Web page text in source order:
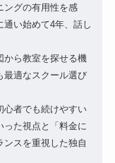
ングの有用性を感
通い始めて4年、話し
から教室を探せる機
最適なスクール選び
心者でも続けやすい
た視点と「料金に
ンスを重視した独自